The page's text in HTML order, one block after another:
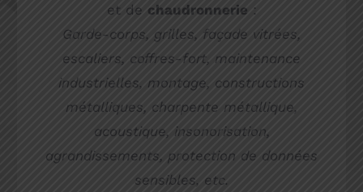
et de chaudronnerie :
Garde-corps, grilles, façade vitrées,
escaliers, coffres-fort, maintenance
industrielles, montage, constructions
métalliques, charpente métallique,
acoustique, insonorisation,
agrandissements, protection de données
sensibles, etc.